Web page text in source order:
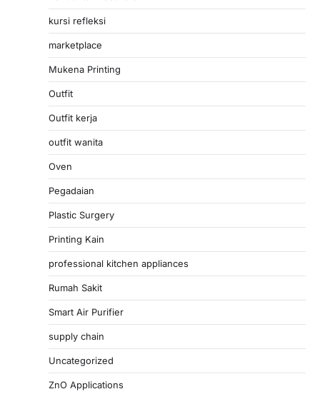
kursi refleksi
marketplace
Mukena Printing
Outfit
Outfit kerja
outfit wanita
Oven
Pegadaian
Plastic Surgery
Printing Kain
professional kitchen appliances
Rumah Sakit
Smart Air Purifier
supply chain
Uncategorized
ZnO Applications